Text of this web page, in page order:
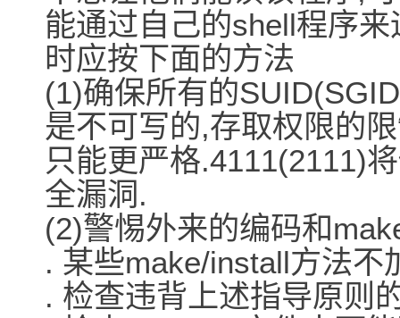
能通过自己的shell程序
时应按下面的方法
(1)确保所有的
是不可写的,存取权限的
只能更严格.4111(2111)
全漏洞.
(2)警惕外来的编码和
. 某些make/install方法不
. 检查违背上述指导原则